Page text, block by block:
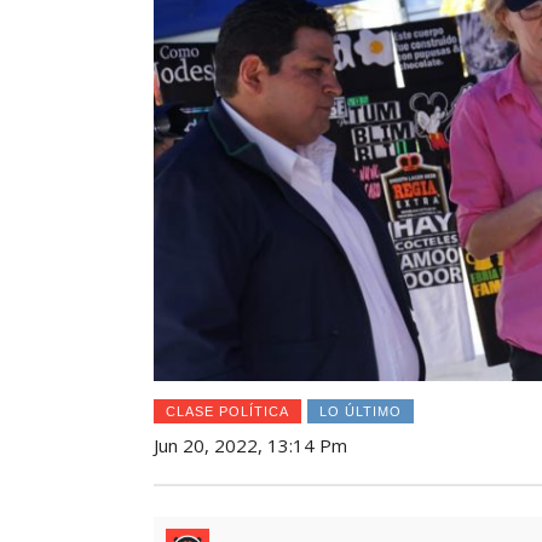
CLASE POLÍTICA LO ÚLTIMO
Jun 20, 2022, 13:14 Pm